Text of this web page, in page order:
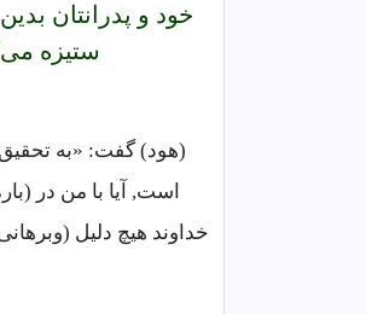
خود و پدرانتان
ستيزه
(هود) گفت: «به
است, آيا با من در
خداوند هيچ دليل